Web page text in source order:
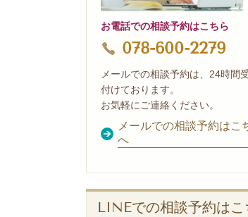
お電話での相談予約はこちら
078-600-2279
メールでの相談予約は、24時間
付けております。
お気軽にご連絡ください。
メールでの相談予約はこ
へ
LINEでの相談予約はこ